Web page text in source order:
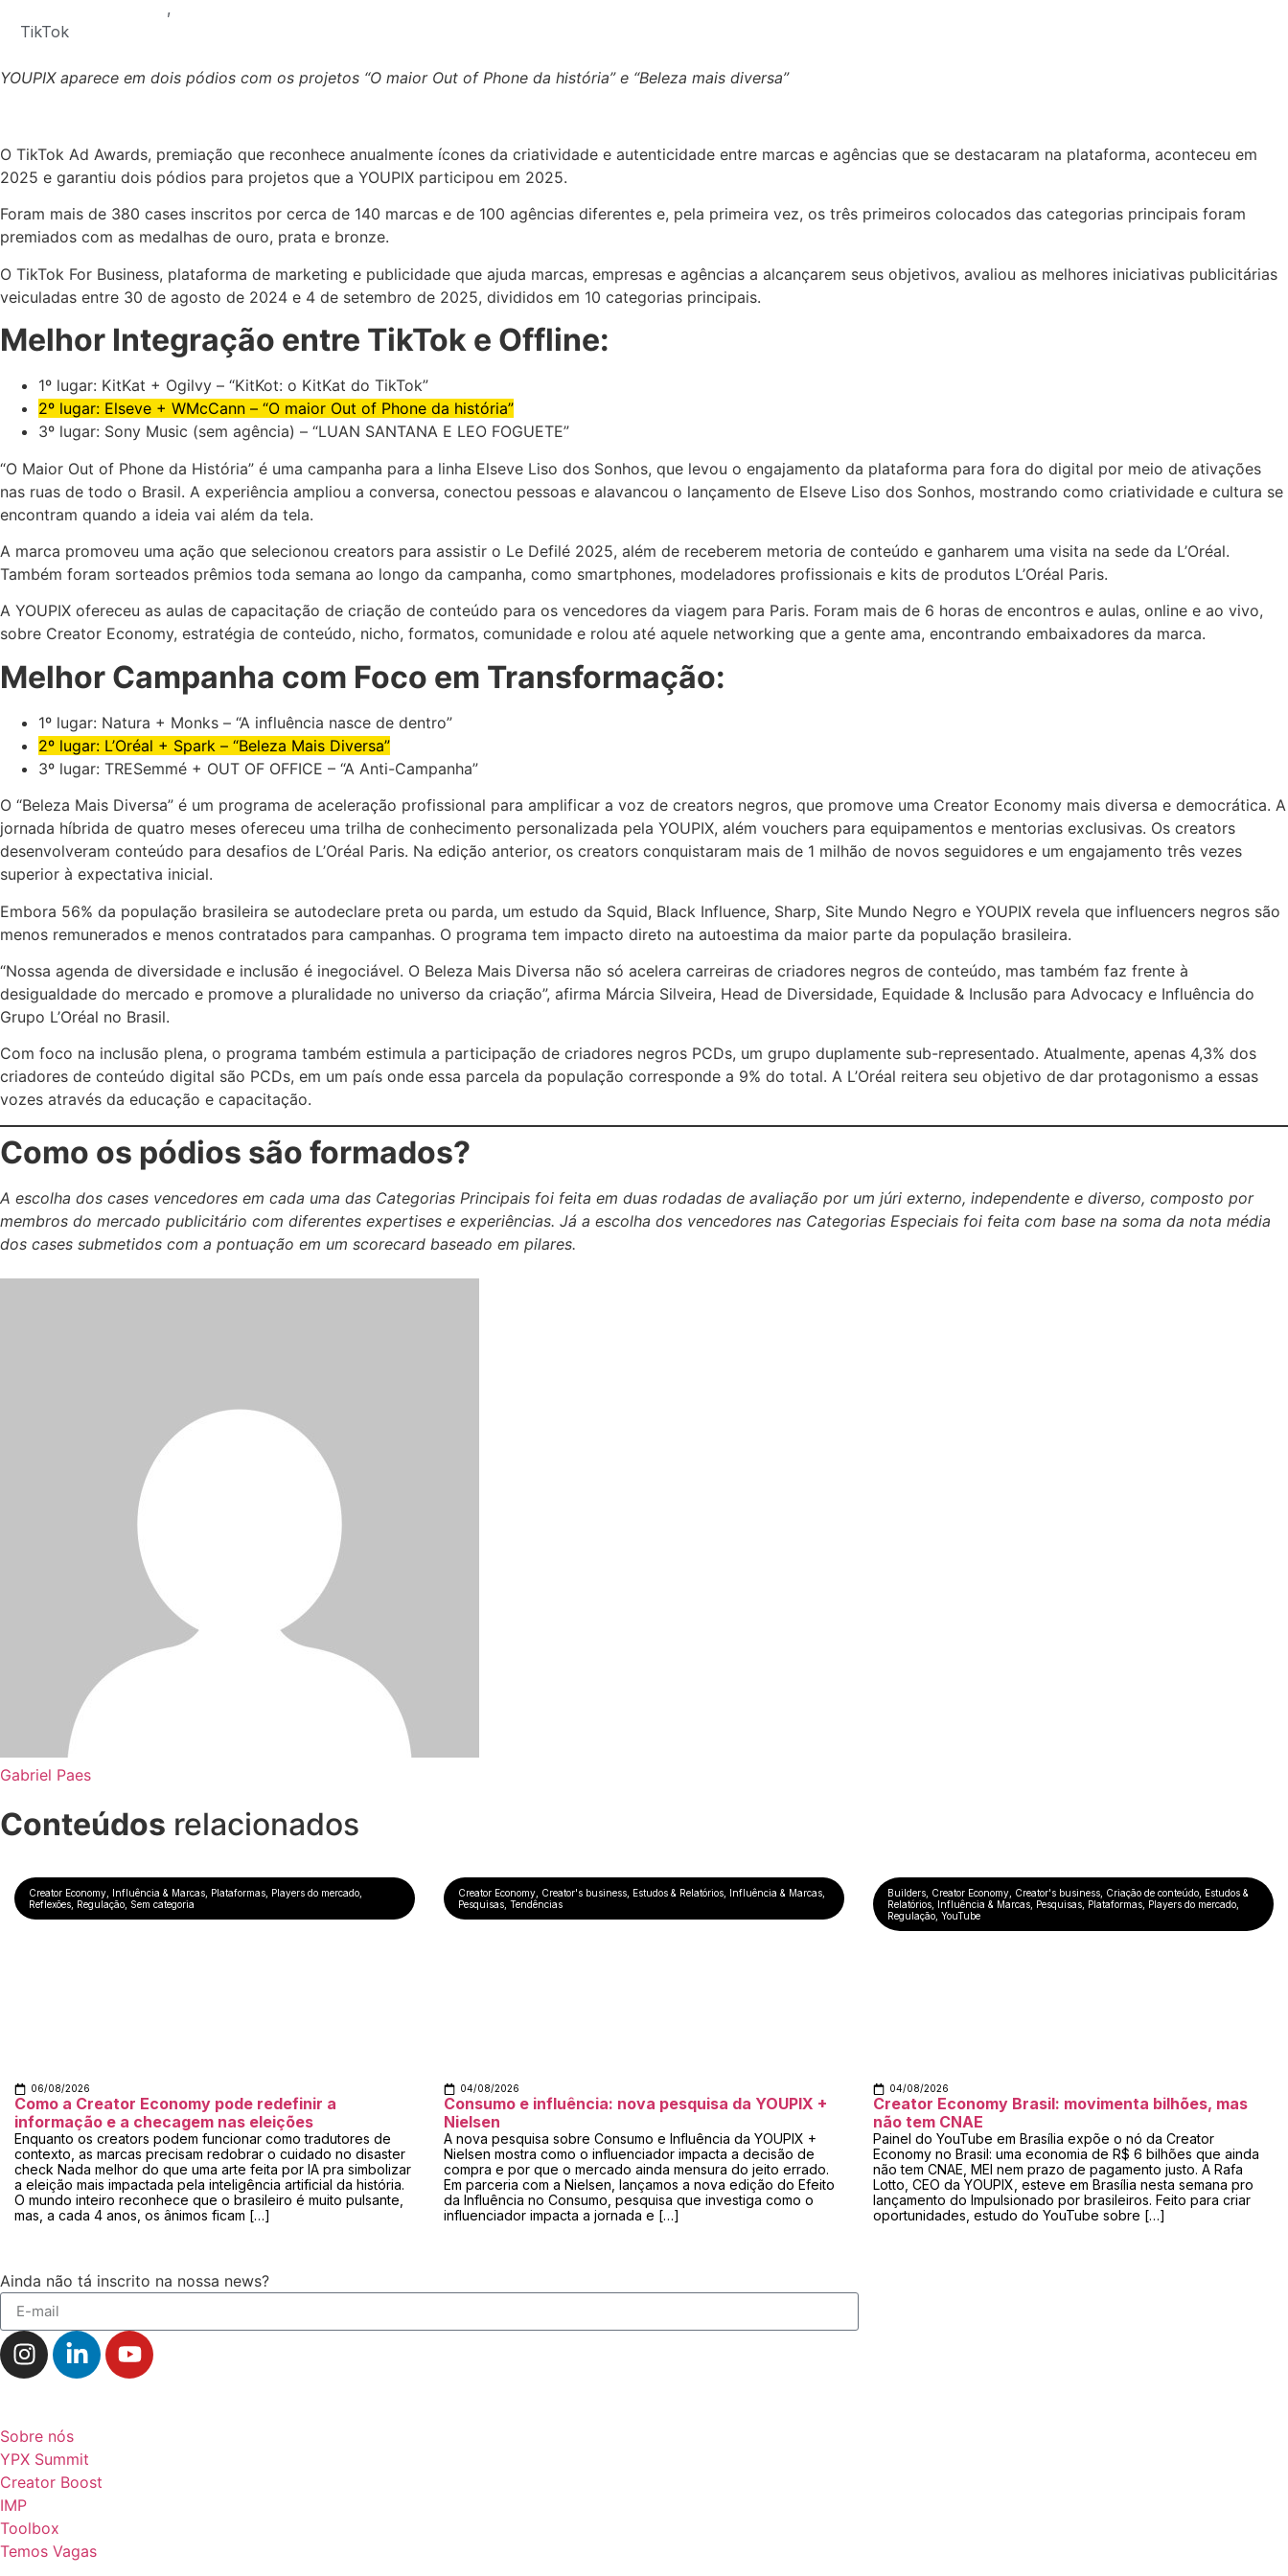
,
TikTok
YOUPIX aparece em dois pódios com os projetos “O maior Out of Phone da história” e “Beleza mais diversa”
O TikTok Ad Awards, premiação que reconhece anualmente ícones da criatividade e autenticidade entre marcas e agências que se destacaram na plataforma, aconteceu em
2025 e garantiu dois pódios para projetos que a YOUPIX participou em 2025.
Foram mais de 380 cases inscritos por cerca de 140 marcas e de 100 agências diferentes e, pela primeira vez, os três primeiros colocados das categorias principais foram
premiados com as medalhas de ouro, prata e bronze.
O TikTok For Business, plataforma de marketing e publicidade que ajuda marcas, empresas e agências a alcançarem seus objetivos, avaliou as melhores iniciativas publicitárias
veiculadas entre 30 de agosto de 2024 e 4 de setembro de 2025, divididos em 10 categorias principais.
Melhor Integração entre TikTok e Offline:
1º lugar: KitKat + Ogilvy – “KitKot: o KitKat do TikTok”
2º lugar: Elseve + WMcCann – “O maior Out of Phone da história”
3º lugar: Sony Music (sem agência) – “LUAN SANTANA E LEO FOGUETE”
“O Maior Out of Phone da História” é uma campanha para a linha Elseve Liso dos Sonhos, que levou o engajamento da plataforma para fora do digital por meio de ativações
nas ruas de todo o Brasil. A experiência ampliou a conversa, conectou pessoas e alavancou o lançamento de Elseve Liso dos Sonhos, mostrando como criatividade e cultura se
encontram quando a ideia vai além da tela.
A marca promoveu uma ação que selecionou creators para assistir o Le Defilé 2025, além de receberem metoria de conteúdo e ganharem uma visita na sede da L’Oréal.
Também foram sorteados prêmios toda semana ao longo da campanha, como smartphones, modeladores profissionais e kits de produtos L’Oréal Paris.
A YOUPIX ofereceu as aulas de capacitação de criação de conteúdo para os vencedores da viagem para Paris. Foram mais de 6 horas de encontros e aulas, online e ao vivo,
sobre Creator Economy, estratégia de conteúdo, nicho, formatos, comunidade e rolou até aquele networking que a gente ama, encontrando embaixadores da marca.
Melhor Campanha com Foco em Transformação:
1º lugar: Natura + Monks – “A influência nasce de dentro”
2º lugar: L’Oréal + Spark – “Beleza Mais Diversa”
3º lugar: TRESemmé + OUT OF OFFICE – “A Anti-Campanha”
O “Beleza Mais Diversa” é um programa de aceleração profissional para amplificar a voz de creators negros, que promove uma Creator Economy mais diversa e democrática. A
jornada híbrida de quatro meses ofereceu uma trilha de conhecimento personalizada pela YOUPIX, além vouchers para equipamentos e mentorias exclusivas. Os creators
desenvolveram conteúdo para desafios de L’Oréal Paris. Na edição anterior, os creators conquistaram mais de 1 milhão de novos seguidores e um engajamento três vezes
superior à expectativa inicial.
Embora 56% da população brasileira se autodeclare preta ou parda, um estudo da Squid, Black Influence, Sharp, Site Mundo Negro e YOUPIX revela que influencers negros são
menos remunerados e menos contratados para campanhas. O programa tem impacto direto na autoestima da maior parte da população brasileira.
“Nossa agenda de diversidade e inclusão é inegociável. O Beleza Mais Diversa não só acelera carreiras de criadores negros de conteúdo, mas também faz frente à
desigualdade do mercado e promove a pluralidade no universo da criação”, afirma Márcia Silveira, Head de Diversidade, Equidade & Inclusão para Advocacy e Influência do
Grupo L’Oréal no Brasil.
Com foco na inclusão plena, o programa também estimula a participação de criadores negros PCDs, um grupo duplamente sub-representado. Atualmente, apenas 4,3% dos
criadores de conteúdo digital são PCDs, em um país onde essa parcela da população corresponde a 9% do total. A L’Oréal reitera seu objetivo de dar protagonismo a essas
vozes através da educação e capacitação.
Como os pódios são formados?
A escolha dos cases vencedores em cada uma das Categorias Principais foi feita em duas rodadas de avaliação por um júri externo, independente e diverso, composto por
membros do mercado publicitário com diferentes expertises e experiências. Já a escolha dos vencedores nas Categorias Especiais foi feita com base na soma da nota média
dos cases submetidos com a pontuação em um scorecard baseado em pilares.
Gabriel Paes
Conteúdos relacionados
Creator Economy Influência & Marcas Plataformas Players do mercado
Reflexões Regulação Sem categoria
06/08/2026
Como a Creator Economy pode redefinir a
informação e a checagem nas eleições
Enquanto os creators podem funcionar como tradutores de
contexto, as marcas precisam redobrar o cuidado no disaster
check Nada melhor do que uma arte feita por IA pra simbolizar
a eleição mais impactada pela inteligência artificial da história.
O mundo inteiro reconhece que o brasileiro é muito pulsante,
mas, a cada 4 anos, os ânimos ficam […]
Creator Economy Creator's business Estudos & Relatórios Influência & Marcas
Pesquisas Tendências
04/08/2026
Consumo e influência: nova pesquisa da YOUPIX +
Nielsen
A nova pesquisa sobre Consumo e Influência da YOUPIX +
Nielsen mostra como o influenciador impacta a decisão de
compra e por que o mercado ainda mensura do jeito errado.
Em parceria com a Nielsen, lançamos a nova edição do Efeito
da Influência no Consumo, pesquisa que investiga como o
influenciador impacta a jornada e […]
Builders Creator Economy Creator's business Criação de conteúdo Estudos &
Relatórios Influência & Marcas Pesquisas Plataformas Players do mercado
Regulação YouTube
04/08/2026
Creator Economy Brasil: movimenta bilhões, mas
não tem CNAE
Painel do YouTube em Brasília expõe o nó da Creator
Economy no Brasil: uma economia de R$ 6 bilhões que ainda
não tem CNAE, MEI nem prazo de pagamento justo. A Rafa
Lotto, CEO da YOUPIX, esteve em Brasília nesta semana pro
lançamento do Impulsionado por brasileiros. Feito para criar
oportunidades, estudo do YouTube sobre […]
Ainda não tá inscrito na nossa news?
Sobre nós
YPX Summit
Creator Boost
IMP
Toolbox
Temos Vagas